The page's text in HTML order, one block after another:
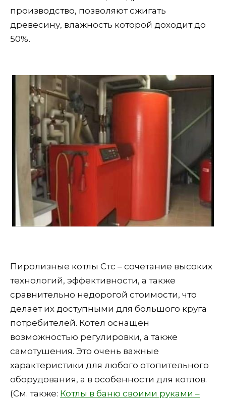
производство, позволяют сжигать
древесину, влажность которой доходит до
50%.
Пиролизные котлы Стс – сочетание высоких
технологий, эффективности, а также
сравнительно недорогой стоимости, что
делает их доступными для большого круга
потребителей. Котел оснащен
возможностью регулировки, а также
самотушения. Это очень важные
характеристики для любого отопительного
оборудования, а в особенности для котлов.
(См. также: Котлы в баню своими руками –